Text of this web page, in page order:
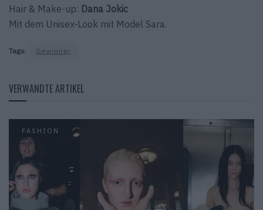
Hair & Make-up: Dana Jokic
Mit dem Unisex-Look mit Model Sara.
Tags: Gewinner,
VERWANDTE ARTIKEL
FASHION